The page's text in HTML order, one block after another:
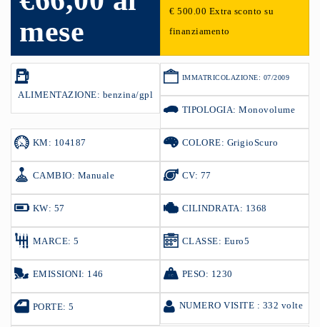
mese
€ 500.00 Extra sconto su
finanziamento
ALIMENTAZIONE: benzina/gpl
IMMATRICOLAZIONE: 07/2009
TIPOLOGIA: Monovolume
KM: 104187 COLORE: GrigioScuro
CAMBIO: Manuale CV: 77
KW: 57 CILINDRATA: 1368
MARCE: 5 CLASSE: Euro5
EMISSIONI: 146 PESO: 1230
PORTE: 5 NUMERO VISITE : 332 volte